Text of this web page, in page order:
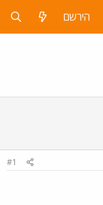
הירשם
#1